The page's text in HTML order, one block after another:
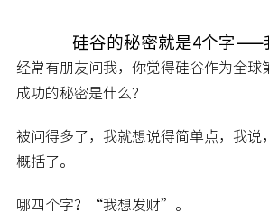
硅谷的秘密就是4个字——
经常有朋友问我，你觉得硅谷作为全球
成功的秘密是什么？
被问得多了，我就想说得简单点，我说
概括了。
哪四个字？“我想发财”。